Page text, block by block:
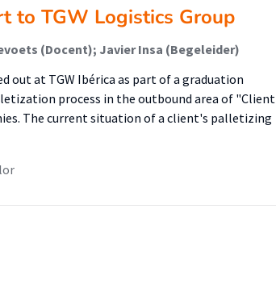
to TGW Logistics Group
(Docent); Javier Insa (Begeleider)
out at TGW Ibérica as part of a graduation
process in the outbound area of "Client
The current situation of a client's palletizing